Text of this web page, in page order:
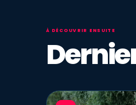
À DÉCOUVRIR ENSUITE